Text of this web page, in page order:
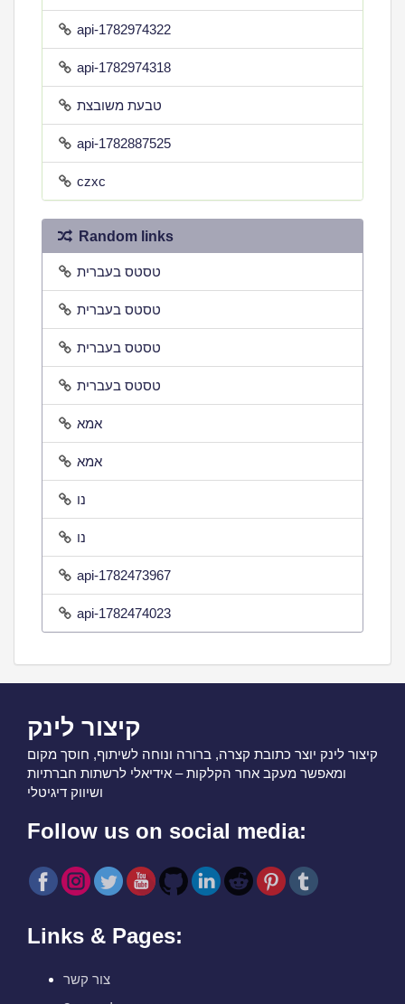
api-1782974322
api-1782974318
טבעת משובצת
api-1782887525
czxc
Random links
טסטס בעברית
טסטס בעברית
טסטס בעברית
טסטס בעברית
אמא
אמא
נו
נו
api-1782473967
api-1782474023
קיצור לינק
קיצור לינק יוצר כתובת קצרה, ברורה ונוחה לשיתוף, חוסך מקום
ומאפשר מעקב אחר הקלקות – אידיאלי לרשתות חברתיות
ושיווק דיגיטלי
Follow us on social media:
Links & Pages:
צור קשר